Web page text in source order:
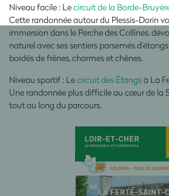
Niveau facile : Lecircuit de la Borde-
Cette randonnée autour du Plessis-Dorin
immersion dans le Perche des Collines,
naturel avec ses sentiers parsemés
bordés de frênes, charmes et chênes.
Niveau sportif : Lecircuit des Étangsà La
Une randonnée plus difficile au cœur de la
tout au long du parcours.